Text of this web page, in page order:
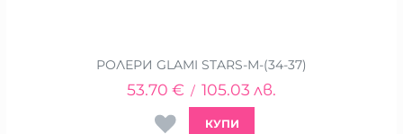
РОЛЕРИ GLAMI STARS-М-(34-37)
53.70 € / 105.03 лв.
КУПИ